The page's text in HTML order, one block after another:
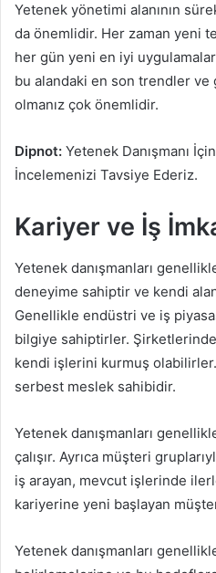
Yetenek yönetimi alanının
da önemlidir. Her zaman yeni
her gün yeni en iyi
bu alandaki en son trendler
olmanız çok önemlidir.
Dipnot: Yetenek Danışmanı
İncelemenizi Tavsiye Ederiz.
Kariyer ve İş
Yetenek danışmanları
deneyime sahiptir ve kendi
Genellikle endüstri ve iş
bilgiye sahiptirler.
kendi işlerini kurmuş
serbest meslek sahibidir.
Yetenek danışmanları
çalışır. Ayrıca müşteri
iş arayan, mevcut işlerinde
kariyerine yeni başlayan
Yetenek danışmanları